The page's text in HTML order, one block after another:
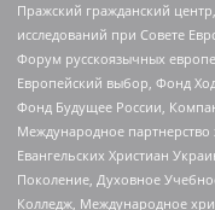
Пражский гражданский
исследований при Совете
Форум русскоязычных
Европейский выбор, Фонд
Фонд Будущее России,
Международное
Евангельских Христиан
Поколение, Духовное
Колледж, Международное